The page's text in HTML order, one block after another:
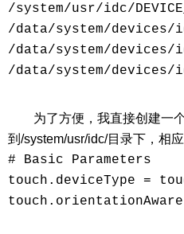
/system/usr/idc/
/data/system/devices/
/data/system/devices/
/data/system/devices/
为了方便，我直接创建一
到/system/usr/idc/目录下，相
# Basic Parameters
touch.deviceType =